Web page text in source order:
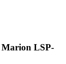
Marion LSP-